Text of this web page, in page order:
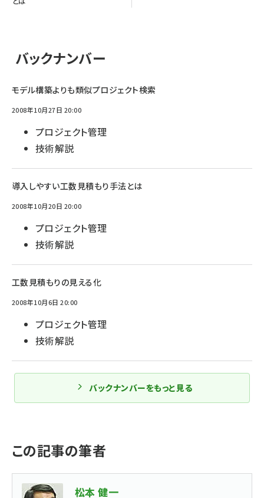
バックナンバー
モデル構築よりも類似プロジェクト検索
2008年10月27日 20:00
プロジェクト管理
技術解説
導入しやすい工数見積もり手法とは
2008年10月20日 20:00
プロジェクト管理
技術解説
工数見積もりの見える化
2008年10月6日 20:00
プロジェクト管理
技術解説
バックナンバーをもっと見る
この記事の筆者
松本 健一